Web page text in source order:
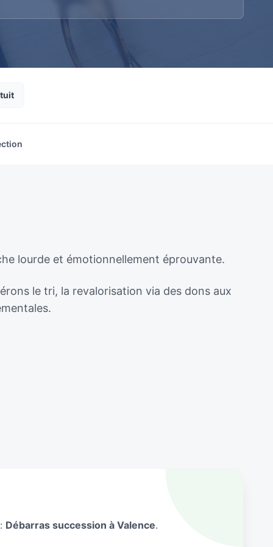
lourde et émotionnellement éprouvante.
le tri, la revalorisation via des dons aux
Débarras succession à Valence.